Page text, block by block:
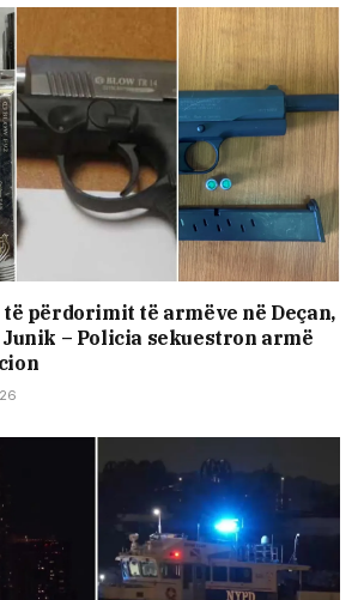
përdorimit të armëve në Deçan,
– Policia sekuestron armë